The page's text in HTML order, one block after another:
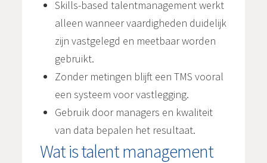
Skills-based talentmanagement werkt
alleen wanneer vaardigheden duidelijk
zijn vastgelegd en meetbaar worden
gebruikt.
Zonder metingen blijft een TMS vooral
een systeem voor vastlegging.
Gebruik door managers en kwaliteit
van data bepalen het resultaat.
Wat is talent management